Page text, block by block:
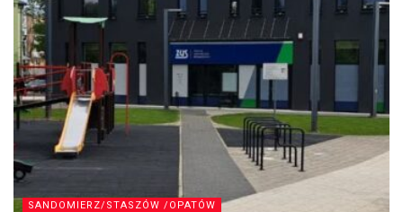
SANDOMIERZ/STASZÓW /OPATÓW